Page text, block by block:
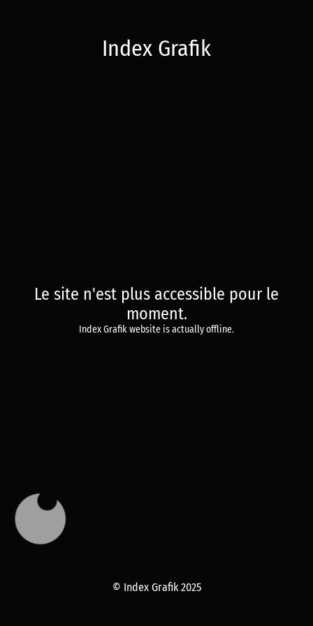
Index Grafik
Le site n'est plus accessible pour le
moment.
Index Grafik website is actually offline.
© Index Grafik 2025